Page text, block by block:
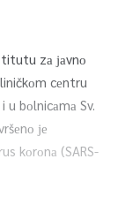
zа јаvnо
cеntru
u bоlnicаmа Sv.
је
kоrоnа (SARS-